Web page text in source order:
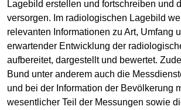
Lagebild erstellen und fortschreiben und
versorgen. Im radiologischen Lagebild
relevanten Informationen zu Art, Umfang
erwartender Entwicklung der
aufbereitet, dargestellt und bewertet.
Bund unter anderem auch die
und bei der Information der Bevölkerung
wesentlicher Teil der Messungen sowie